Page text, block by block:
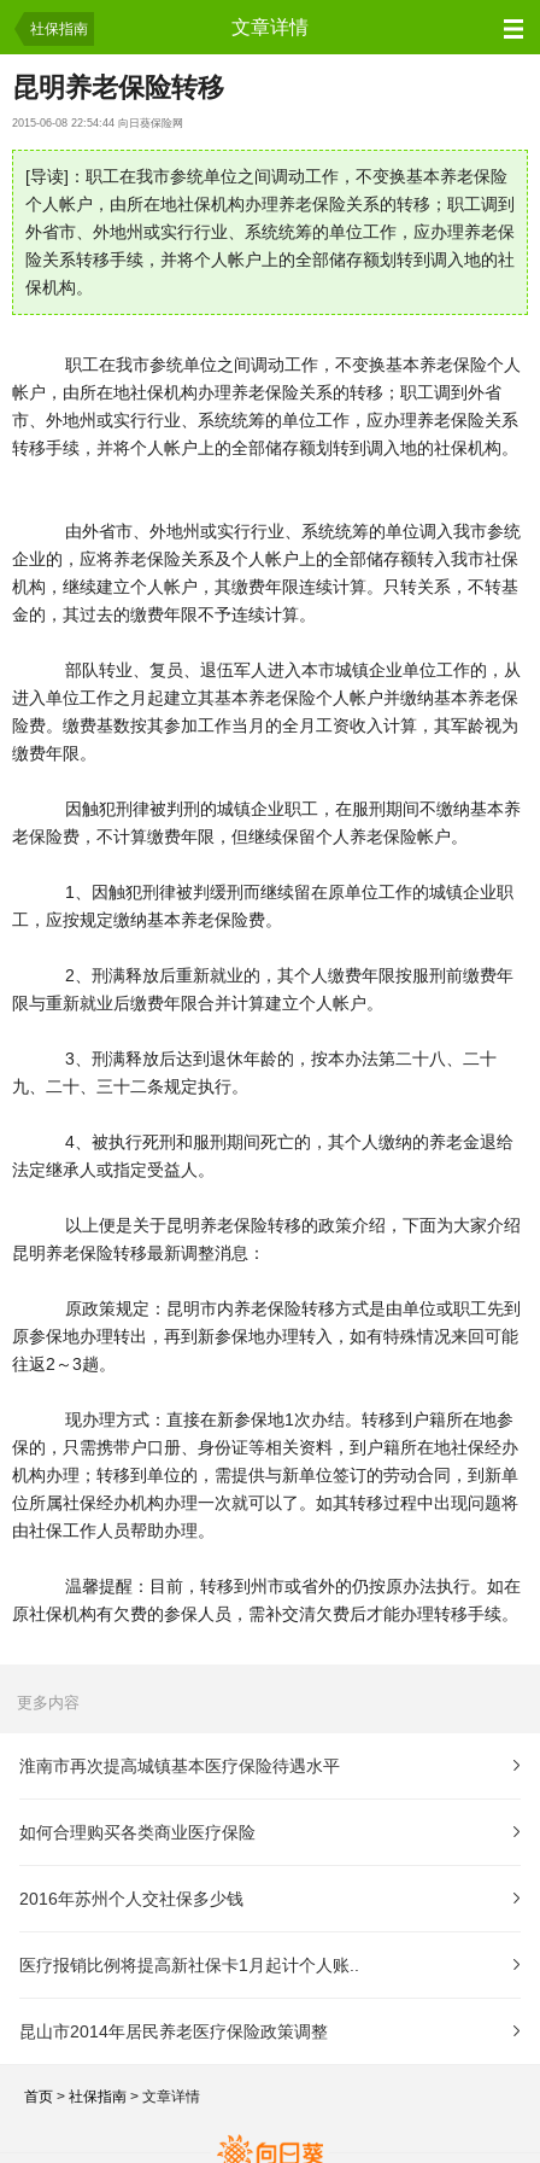
社保指南 文章详情
昆明养老保险转移
2015-06-08 22:54:44 向日葵保险网
[导读]：职工在我市参统单位之间调动工作，不变换基本养老保险
个人帐户，由所在地社保机构办理养老保险关系的转移；职工调到
外省市、外地州或实行行业、系统统筹的单位工作，应办理养老保
险关系转移手续，并将个人帐户上的全部储存额划转到调入地的社
保机构。
职工在我市参统单位之间调动工作，不变换基本养老保险个人
帐户，由所在地社保机构办理养老保险关系的转移；职工调到外省
市、外地州或实行行业、系统统筹的单位工作，应办理养老保险关系
转移手续，并将个人帐户上的全部储存额划转到调入地的社保机构。
由外省市、外地州或实行行业、系统统筹的单位调入我市参统
企业的，应将养老保险关系及个人帐户上的全部储存额转入我市社保
机构，继续建立个人帐户，其缴费年限连续计算。只转关系，不转基
金的，其过去的缴费年限不予连续计算。
部队转业、复员、退伍军人进入本市城镇企业单位工作的，从
进入单位工作之月起建立其基本养老保险个人帐户并缴纳基本养老保
险费。缴费基数按其参加工作当月的全月工资收入计算，其军龄视为
缴费年限。
因触犯刑律被判刑的城镇企业职工，在服刑期间不缴纳基本养
老保险费，不计算缴费年限，但继续保留个人养老保险帐户。
1、因触犯刑律被判缓刑而继续留在原单位工作的城镇企业职
工，应按规定缴纳基本养老保险费。
2、刑满释放后重新就业的，其个人缴费年限按服刑前缴费年
限与重新就业后缴费年限合并计算建立个人帐户。
3、刑满释放后达到退休年龄的，按本办法第二十八、二十
九、二十、三十二条规定执行。
4、被执行死刑和服刑期间死亡的，其个人缴纳的养老金退给
法定继承人或指定受益人。
以上便是关于昆明养老保险转移的政策介绍，下面为大家介绍
昆明养老保险转移最新调整消息：
原政策规定：昆明市内养老保险转移方式是由单位或职工先到
原参保地办理转出，再到新参保地办理转入，如有特殊情况来回可能
往返2～3趟。
现办理方式：直接在新参保地1次办结。转移到户籍所在地参
保的，只需携带户口册、身份证等相关资料，到户籍所在地社保经办
机构办理；转移到单位的，需提供与新单位签订的劳动合同，到新单
位所属社保经办机构办理一次就可以了。如其转移过程中出现问题将
由社保工作人员帮助办理。
温馨提醒：目前，转移到州市或省外的仍按原办法执行。如在
原社保机构有欠费的参保人员，需补交清欠费后才能办理转移手续。
更多内容
淮南市再次提高城镇基本医疗保险待遇水平
如何合理购买各类商业医疗保险
2016年苏州个人交社保多少钱
医疗报销比例将提高新社保卡1月起计个人账..
昆山市2014年居民养老医疗保险政策调整
首页 > 社保指南 > 文章详情